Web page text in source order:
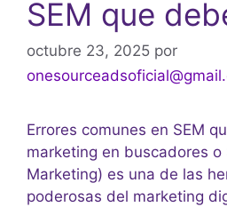
SEM que
octubre 23, 2025 por
Errores comunes en SEM
marketing en buscadores o
Marketing) es una de las
poderosas del marketing